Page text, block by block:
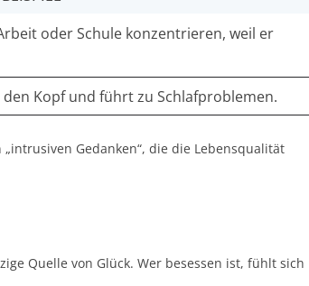
oder Schule konzentrieren, weil er
Kopf und führt zu Schlafproblemen.
Gedanken“, die die Lebensqualität
Quelle von Glück. Wer besessen ist, fühlt sich